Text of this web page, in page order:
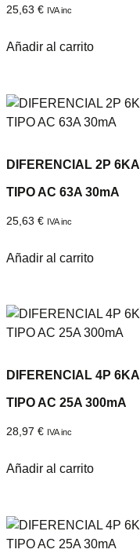
25,63 € IVA inc
Añadir al carrito
DIFERENCIAL 2P 6KA
TIPO AC 63A 30mA
25,63 € IVA inc
Añadir al carrito
DIFERENCIAL 4P 6KA
TIPO AC 25A 300mA
28,97 € IVA inc
Añadir al carrito